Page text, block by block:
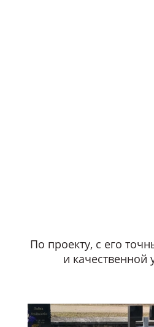
По проекту, с его
и качественной